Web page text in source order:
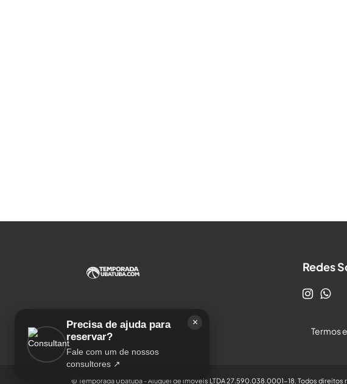
×
Precisa de ajuda para
reservar?
Fale com um de nossos
consultores ↗
Redes
Termos
© Temporada Ubatuba - Aluguel de imoveis LTDA 27.590.038.0001-18. Todos direitos